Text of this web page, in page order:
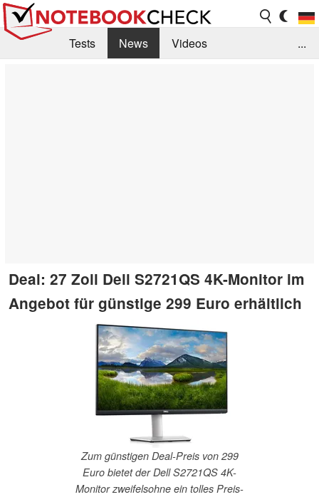
Tests News
Videos
...
Deal: 27 Zoll Dell S2721QS 4K-Monitor im
Angebot für günstige 299 Euro erhältlich
Zum günstigen Deal-Preis von 299
Euro bietet der Dell S2721QS 4K-
Monitor zweifelsohne ein tolles Preis-